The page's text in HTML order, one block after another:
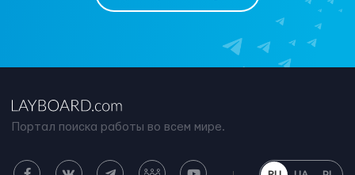
Портал поиска работы во всем мире.